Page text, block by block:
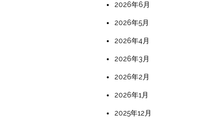
2026年6月
2026年5月
2026年4月
2026年3月
2026年2月
2026年1月
2025年12月